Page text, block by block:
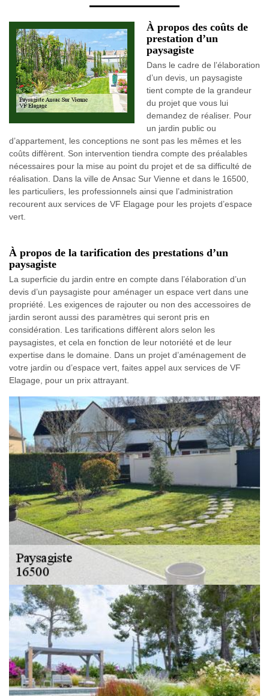
À propos des coûts de
prestation d’un
paysagiste
Dans le cadre de l’élaboration
d’un devis, un paysagiste
tient compte de la grandeur
du projet que vous lui
demandez de réaliser. Pour
un jardin public ou
d’appartement, les conceptions ne sont pas les mêmes et les
coûts diffèrent. Son intervention tiendra compte des préalables
nécessaires pour la mise au point du projet et de sa difficulté de
réalisation. Dans la ville de Ansac Sur Vienne et dans le 16500,
les particuliers, les professionnels ainsi que l’administration
recourent aux services de VF Elagage pour les projets d’espace
vert.
À propos de la tarification des prestations d’un
paysagiste
La superficie du jardin entre en compte dans l’élaboration d’un
devis d’un paysagiste pour aménager un espace vert dans une
propriété. Les exigences de rajouter ou non des accessoires de
jardin seront aussi des paramètres qui seront pris en
considération. Les tarifications diffèrent alors selon les
paysagistes, et cela en fonction de leur notoriété et de leur
expertise dans le domaine. Dans un projet d’aménagement de
votre jardin ou d’espace vert, faites appel aux services de VF
Elagage, pour un prix attrayant.